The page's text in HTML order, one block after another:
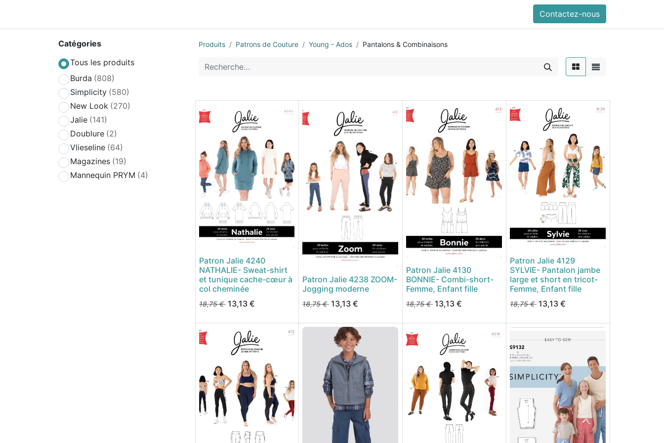
Contactez-nous
Catégories
Tous les produits
Burda (808)
Simplicity (580)
New Look (270)
Jalie (141)
Doublure (2)
Vlieseline (64)
Magazines (19)
Mannequin PRYM (4)
Produits Patrons de Couture Young - Ados Pantalons & Combinaisons
Patron Jalie 4240
NATHALIE- Sweat-shirt
et tunique cache-cœur à
col cheminée
18,75€ 13,13 €
Patron Jalie 4238 ZOOM-
Jogging moderne
18,75€ 13,13 €
Patron Jalie 4130
BONNIE- Combi-short-
Femme, Enfant fille
18,75€ 13,13 €
Patron Jalie 4129
SYLVIE- Pantalon jambe
large et short en tricot-
Femme, Enfant fille
18,75€ 13,13 €